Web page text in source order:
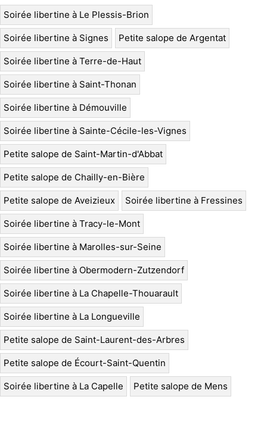
Soirée libertine à Le Plessis-Brion
Soirée libertine à Signes Petite salope de Argentat
Soirée libertine à Terre-de-Haut
Soirée libertine à Saint-Thonan
Soirée libertine à Démouville
Soirée libertine à Sainte-Cécile-les-Vignes
Petite salope de Saint-Martin-d'Abbat
Petite salope de Chailly-en-Bière
Petite salope de Aveizieux Soirée libertine à Fressines
Soirée libertine à Tracy-le-Mont
Soirée libertine à Marolles-sur-Seine
Soirée libertine à Obermodern-Zutzendorf
Soirée libertine à La Chapelle-Thouarault
Soirée libertine à La Longueville
Petite salope de Saint-Laurent-des-Arbres
Petite salope de Écourt-Saint-Quentin
Soirée libertine à La Capelle Petite salope de Mens